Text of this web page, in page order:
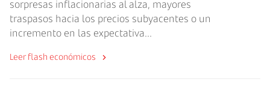
sorpresas inflacionarias al alza, mayores
traspasos hacia los precios subyacentes o un
incremento en las expectativa...
Leer flash económicos